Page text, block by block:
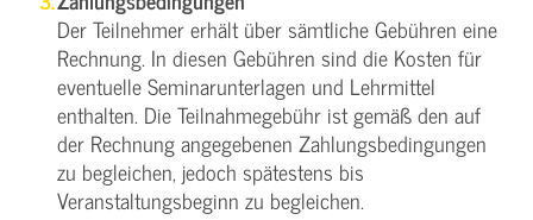
Der Teilnehmer erhält über sämtliche Gebühren eine
Rechnung. In diesen Gebühren sind die Kosten für
eventuelle Seminarunterlagen und Lehrmittel
enthalten. Die Teilnahmegebühr ist gemäß den auf
der Rechnung angegebenen Zahlungsbedingungen
zu begleichen, jedoch spätestens bis
Veranstaltungsbeginn zu begleichen.